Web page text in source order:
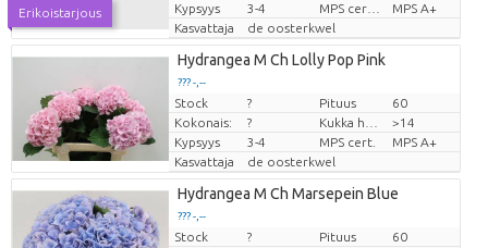
Erikoistarjous
Kypsyys
3-4
MPS A+
Kasvattaja
de oosterkwel
Hydrangea M Ch Lolly Pop Pink
??? -,--
Hinta per kappale
Stock ? Pituus
60
Kokonais:
?
>14
Kypsyys
3-4 MPS cert.
MPS A+
Kasvattaja
de oosterkwel
Hydrangea M Ch Marsepein Blue
??? -,--
Hinta per kappale
Stock ? Pituus
60